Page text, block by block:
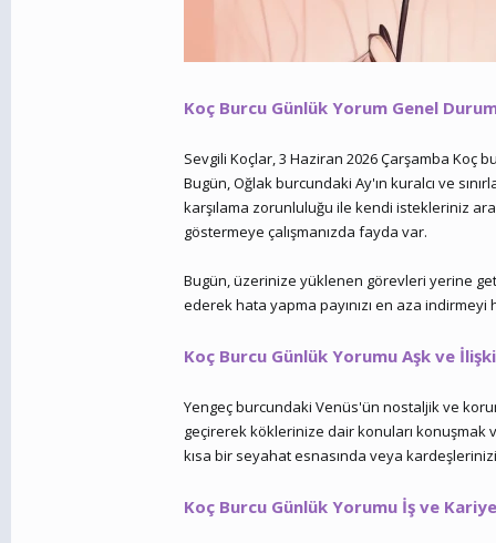
Koç Burcu Günlük Yorum Genel
Sevgili Koçlar, 3 Haziran 2026 Çarşamba Koç
Bugün, Oğlak burcundaki Ay'ın kuralcı ve
karşılama zorunluluğu ile kendi istekleriniz
göstermeye çalışmanızda fayda var.
Bugün, üzerinize yüklenen görevleri yerine
ederek hata yapma payınızı en aza
Koç Burcu Günlük Yorumu Aşk ve
Yengeç burcundaki Venüs'ün nostaljik ve
geçirerek köklerinize dair konuları konuşmak
kısa bir seyahat esnasında veya
Koç Burcu Günlük Yorumu İş ve